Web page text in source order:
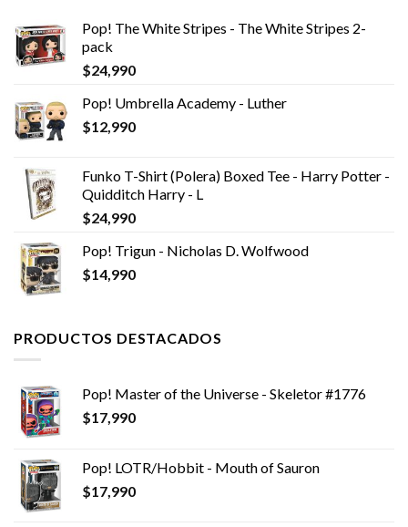
Pop! The White Stripes - The White Stripes 2-
pack
$24,990
Pop! Umbrella Academy - Luther
$12,990
Funko T-Shirt (Polera) Boxed Tee - Harry Potter -
Quidditch Harry - L
$24,990
Pop! Trigun - Nicholas D. Wolfwood
$14,990
PRODUCTOS DESTACADOS
Pop! Master of the Universe - Skeletor #1776
$17,990
Pop! LOTR/Hobbit - Mouth of Sauron
$17,990